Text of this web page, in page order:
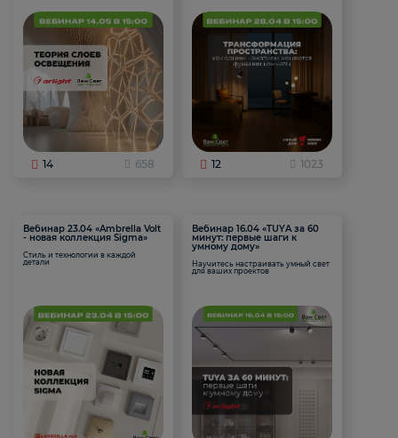
14 658 12 1023
Вебинар 23.04 «Ambrella Volt
- новая коллекция Sigma»
Стиль и технологии в каждой
детали
Вебинар 16.04 «TUYA за 60
минут: первые шаги к
умному дому»
Научитесь настраивать умный свет
для ваших проектов